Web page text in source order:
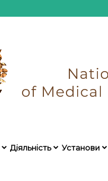
Діяльність Установи